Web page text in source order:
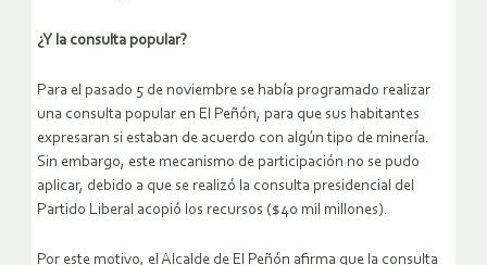
¿Y la consulta popular?
Para el pasado 5 de noviembre se había programado realizar
una consulta popular en El Peñón, para que sus habitantes
expresaran si estaban de acuerdo con algún tipo de minería.
Sin embargo, este mecanismo de participación no se pudo
aplicar, debido a que se realizó la consulta presidencial del
Partido Liberal acopió los recursos ($40 mil millones).
Por este motivo, el Alcalde de El Peñón afirma que la consulta